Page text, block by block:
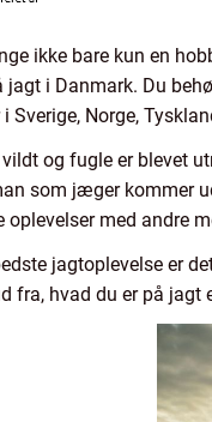
ikke bare kun en
jagt i Danmark. Du
Sverige, Norge,
og fugle er blevet
som jæger kommer
oplevelser med andre
jagtoplevelse er
fra, hvad du er på jagt